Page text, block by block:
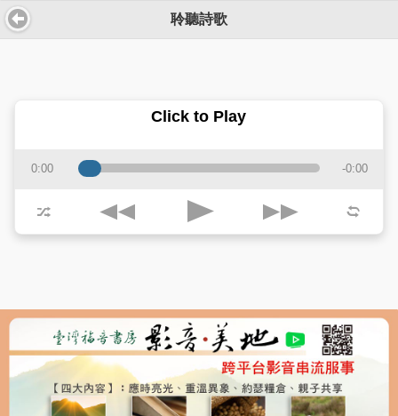
聆聽詩歌
Click to Play
-0:00
0:00
p
j k l
z